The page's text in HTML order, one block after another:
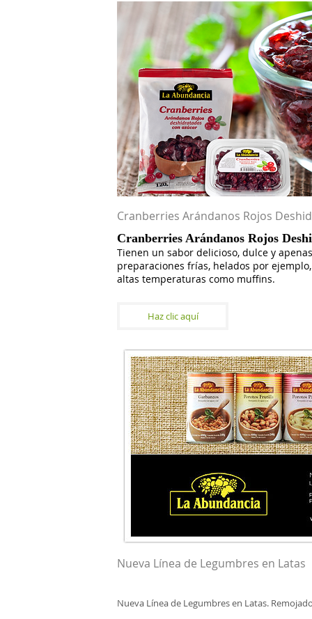
Cranberries Arándanos Rojos
Cranberries Arándanos Rojos
Tienen un sabor delicioso, dulce y
preparaciones frías, helados por
altas temperaturas como muffins.
Haz clic aquí
Nueva Línea de Legumbres en Latas
Nueva Línea de Legumbres en Latas.